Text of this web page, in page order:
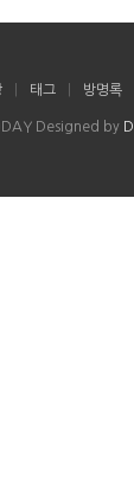
태그 방명록
Designed by